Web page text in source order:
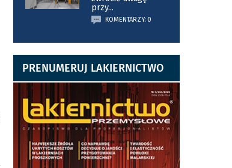
przy...
KOMENTARZY: 0
PRENUMERUJ LAKIERNICTWO